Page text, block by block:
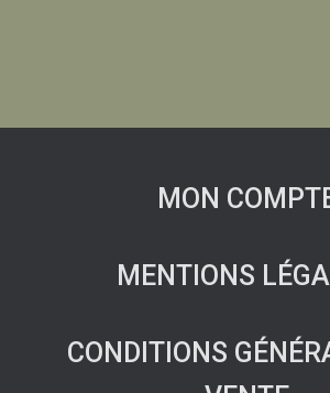
MON
MENTIONS
CONDITIONS